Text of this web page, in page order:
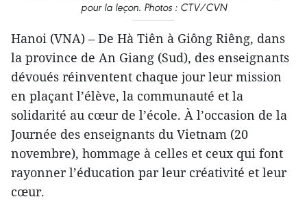
pour la leçon. Photos : CTV/CVN
Hanoi (VNA) – De Hà Tiên à Giông Riêng, dans
la province de An Giang (Sud), des enseignants
dévoués réinventent chaque jour leur mission
en plaçant l’élève, la communauté et la
solidarité au cœur de l’école. À l’occasion de la
Journée des enseignants du Vietnam (20
novembre), hommage à celles et ceux qui font
rayonner l’éducation par leur créativité et leur
cœur.